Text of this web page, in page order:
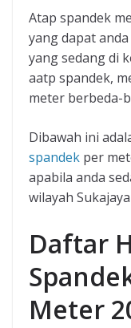
Atap spandek
yang dapat
yang sedang di
aatp spandek,
meter berbeda-
Dibawah ini
spandek per
apabila anda
wilayah
Daftar
Meter